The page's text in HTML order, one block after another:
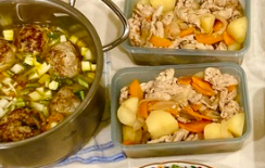
ソース
ンバーグ
野菜
りの和風マリネ